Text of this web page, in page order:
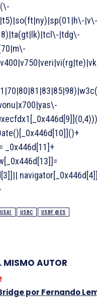
|tdg\-
_0x446d[11]+
USA1 USBC USBF @ES
MISMO AUTOR
por Fernando